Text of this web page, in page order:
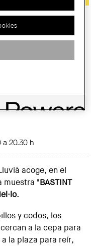
a 20.30 h
acoge, en el
muestra "BASTINT
y codos, los
a la cepa para
la plaza para reír,